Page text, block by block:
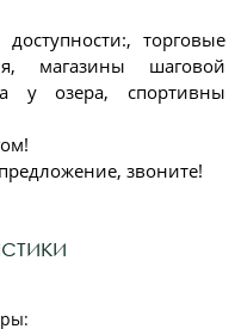
торговые
магазины шаговой
у озера, спортивны
звоните!